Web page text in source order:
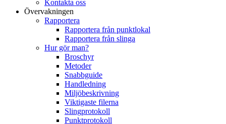
Kontakta oss
Övervakningen
Rapportera
Rapportera från punktlokal
Rapportera från slinga
Hur gör man?
Broschyr
Metoder
Snabbguide
Handledning
Miljöbeskrivning
Viktigaste filerna
Slingprotokoll
Punktprotokoll